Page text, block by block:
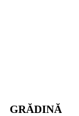
GRĂDINĂ